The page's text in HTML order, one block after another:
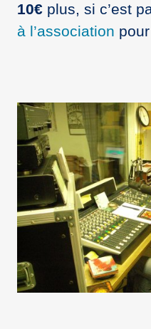
10€ plus, si c’est
à l’association